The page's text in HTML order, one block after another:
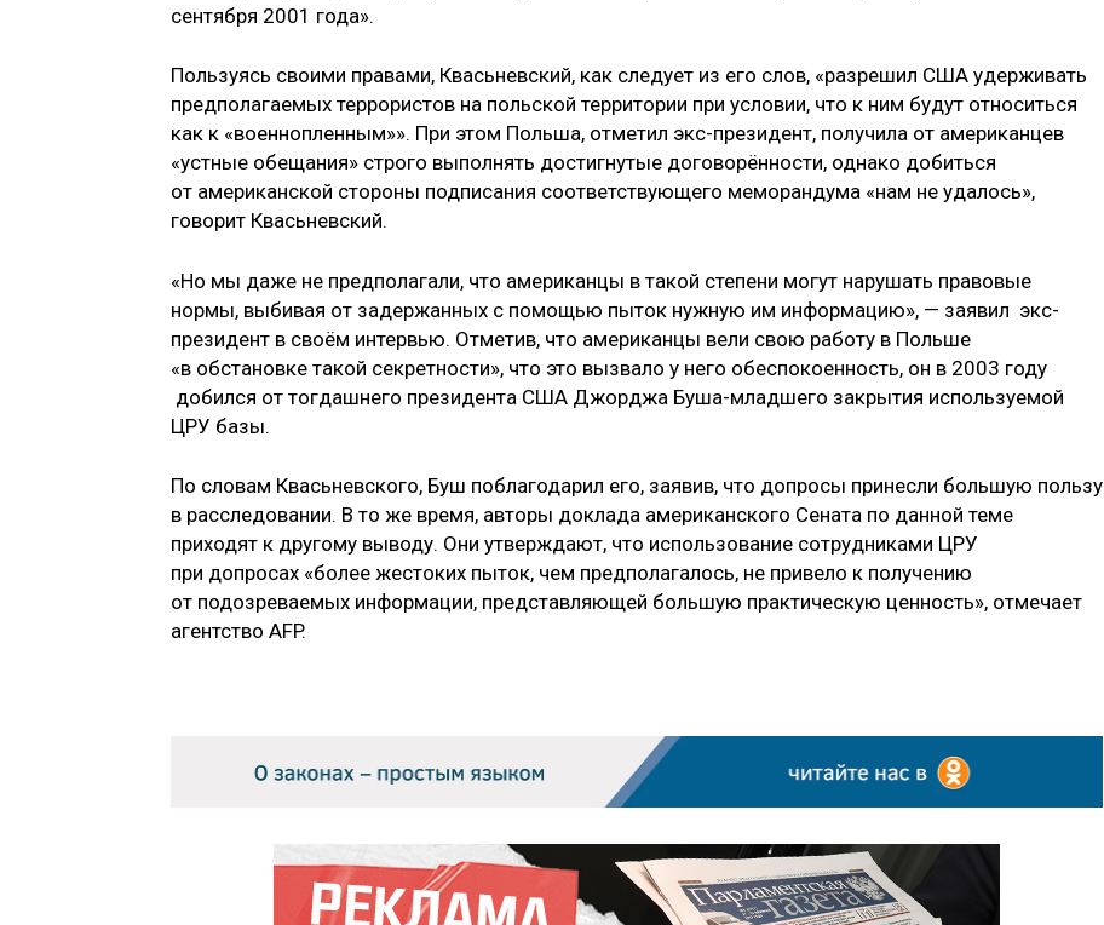
сентября 2001 года».
Пользуясь своими правами, Квасьневский, как следует из его слов, «разрешил США удерживать
предполагаемых террористов на польской территории при условии, что к ним будут относиться
как к «военнопленным»». При этом Польша, отметил экс-президент, получила от американцев
«устные обещания» строго выполнять достигнутые договорённости, однако добиться
от американской стороны подписания соответствующего меморандума «нам не удалось»,
говорит Квасьневский.
«Но мы даже не предполагали, что американцы в такой степени могут нарушать правовые
нормы, выбивая от задержанных с помощью пыток нужную им информацию», — заявил экс-
президент в своём интервью. Отметив, что американцы вели свою работу в Польше
«в обстановке такой секретности», что это вызвало у него обеспокоенность, он в 2003 году
добился от тогдашнего президента США Джорджа Буша-младшего закрытия используемой
ЦРУ базы.
По словам Квасьневского, Буш поблагодарил его, заявив, что допросы принесли большую пользу
в расследовании. В то же время, авторы доклада американского Сената по данной теме
приходят к другому выводу. Они утверждают, что использование сотрудниками ЦРУ
при допросах «более жестоких пыток, чем предполагалось, не привело к получению
от подозреваемых информации, представляющей большую практическую ценность», отмечает
агентство AFP.